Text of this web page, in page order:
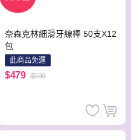
奈森克林細滑牙線棒 50支X12
包
此商品免運
$479 $599